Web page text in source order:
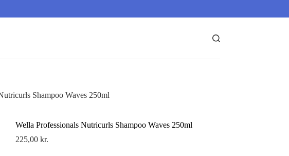
Shampoo Waves 250ml
Wella Professionals Nutricurls Shampoo Waves 250ml
225,00kr.